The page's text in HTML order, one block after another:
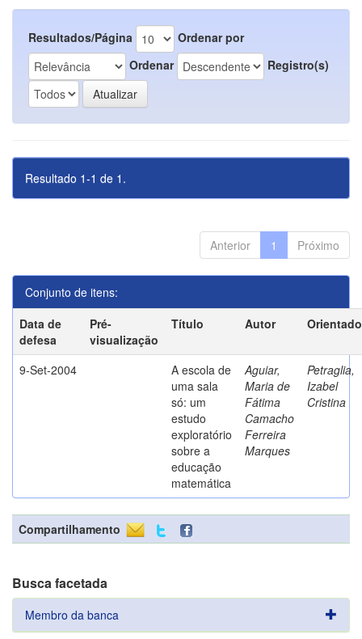
Resultados/Página
Ordenar por
Ordenar
Registro(s)
Resultado 1-1 de 1.
Anterior 1 Próximo
Conjunto de itens:
Data de
defesa
Pré-
visualização
Título Autor
9-Set-2004
A escola de
uma sala
só: um
estudo
exploratório
sobre a
educação
matemática
Aguiar,
Maria de
Fátima
Camacho
Ferreira
Marques
Petraglia,
Izabel
Cristina
Compartilhamento
Busca facetada
Membro da banca